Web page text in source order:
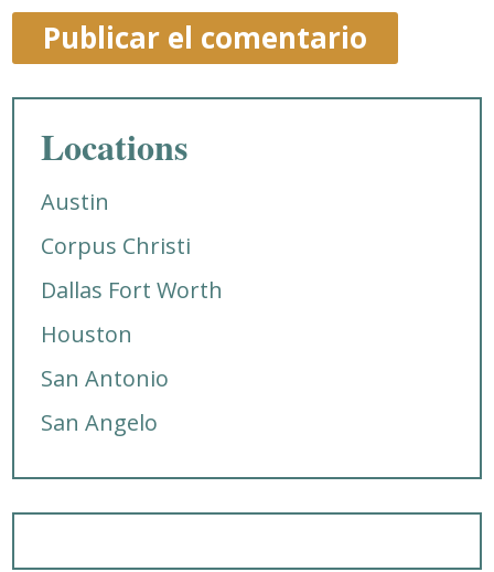
Locations
Austin
Corpus Christi
Dallas Fort Worth
Houston
San Antonio
San Angelo